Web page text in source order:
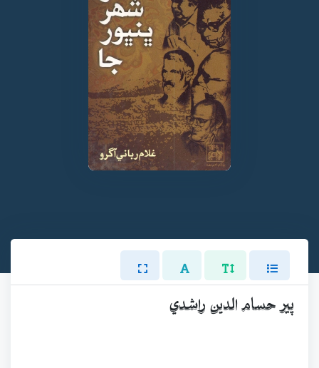
پير حسام الدين راشدي